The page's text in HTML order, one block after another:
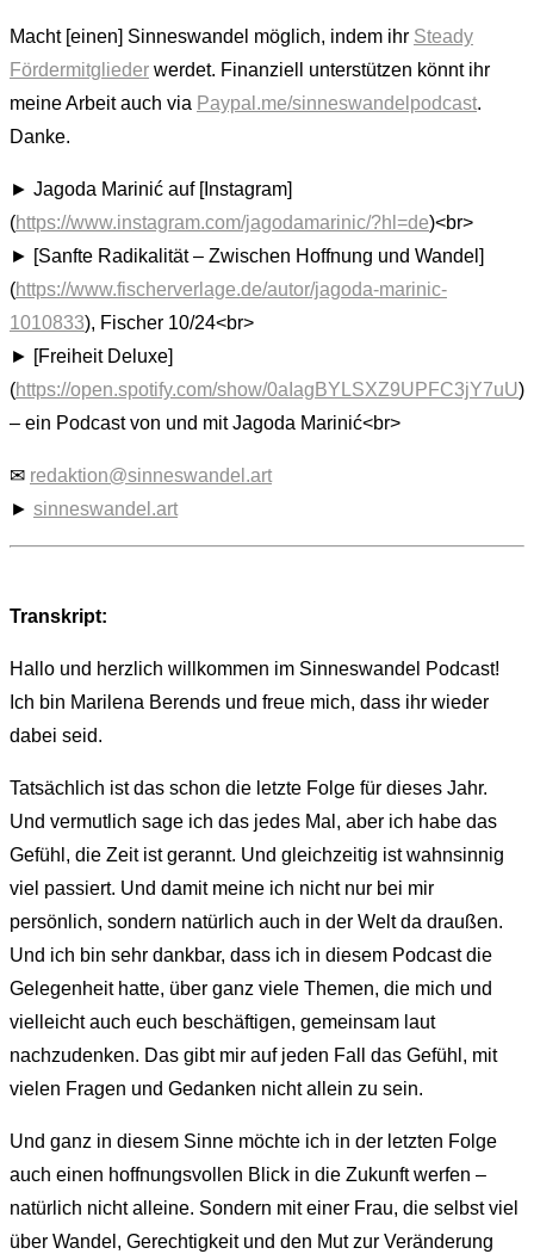
Macht [einen] Sinneswandel möglich, indem ihr Steady
Fördermitglieder werdet. Finanziell unterstützen könnt ihr
meine Arbeit auch via Paypal.me/sinneswandelpodcast.
Danke.
► Jagoda Marinić auf [Instagram]
(https://www.instagram.com/jagodamarinic/?hl=de)<br>
► [Sanfte Radikalität – Zwischen Hoffnung und Wandel]
(https://www.fischerverlage.de/autor/jagoda-marinic-
1010833), Fischer 10/24<br>
► [Freiheit Deluxe]
(https://open.spotify.com/show/0aIagBYLSXZ9UPFC3jY7uU)
– ein Podcast von und mit Jagoda Marinić<br>
✉ redaktion@sinneswandel.art
► sinneswandel.art
Transkript:
Hallo und herzlich willkommen im Sinneswandel Podcast!
Ich bin Marilena Berends und freue mich, dass ihr wieder
dabei seid.
Tatsächlich ist das schon die letzte Folge für dieses Jahr.
Und vermutlich sage ich das jedes Mal, aber ich habe das
Gefühl, die Zeit ist gerannt. Und gleichzeitig ist wahnsinnig
viel passiert. Und damit meine ich nicht nur bei mir
persönlich, sondern natürlich auch in der Welt da draußen.
Und ich bin sehr dankbar, dass ich in diesem Podcast die
Gelegenheit hatte, über ganz viele Themen, die mich und
vielleicht auch euch beschäftigen, gemeinsam laut
nachzudenken. Das gibt mir auf jeden Fall das Gefühl, mit
vielen Fragen und Gedanken nicht allein zu sein.
Und ganz in diesem Sinne möchte ich in der letzten Folge
auch einen hoffnungsvollen Blick in die Zukunft werfen –
natürlich nicht alleine. Sondern mit einer Frau, die selbst viel
über Wandel, Gerechtigkeit und den Mut zur Veränderung